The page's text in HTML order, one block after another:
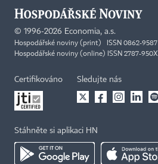
© 1996-2026 Economia, a.s.
Hospodářské noviny (print) ISSN 0862-9587
Hospodářské noviny (online) ISSN 2787-950X
Certifikováno Sledujte nás
Stáhněte si aplikaci HN